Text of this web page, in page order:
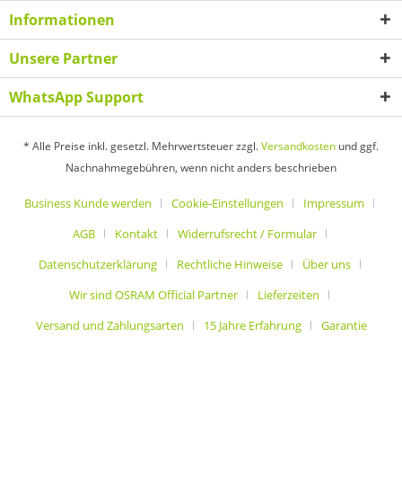
Informationen
Unsere Partner
WhatsApp Support
* Alle Preise inkl. gesetzl. Mehrwertsteuer zzgl.Versandkosten und ggf.
Nachnahmegebühren, wenn nicht anders beschrieben
Business Kunde werden Cookie-Einstellungen
Impressum
AGB
Kontakt
Widerrufsrecht / Formular
Datenschutzerklärung
Rechtliche Hinweise
Über uns
Wir sind OSRAM Official Partner
Lieferzeiten
Versand und Zahlungsarten
15 Jahre Erfahrung Garantie